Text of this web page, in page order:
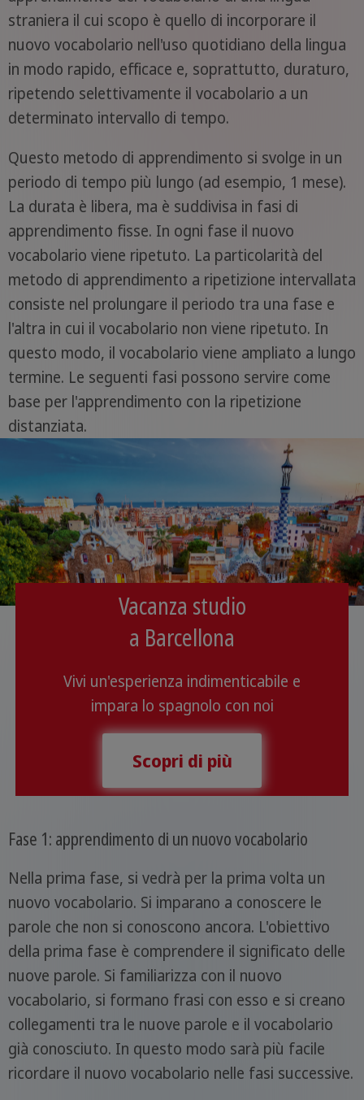
straniera il cui scopo è quello di incorporare il
nuovo vocabolario nell'uso quotidiano della lingua
in modo rapido, efficace e, soprattutto, duraturo,
ripetendo selettivamente il vocabolario a un
determinato intervallo di tempo.
Questo metodo di apprendimento si svolge in un
periodo di tempo più lungo (ad esempio, 1 mese).
La durata è libera, ma è suddivisa in fasi di
apprendimento fisse. In ogni fase il nuovo
vocabolario viene ripetuto. La particolarità del
metodo di apprendimento a ripetizione intervallata
consiste nel prolungare il periodo tra una fase e
l'altra in cui il vocabolario non viene ripetuto. In
questo modo, il vocabolario viene ampliato a lungo
termine. Le seguenti fasi possono servire come
base per l'apprendimento con la ripetizione
distanziata.
Vacanza studio
a Barcellona
Vivi un'esperienza indimenticabile e
impara lo spagnolo con noi
Scopri di più
Fase 1: apprendimento di un nuovo vocabolario
Nella prima fase, si vedrà per la prima volta un
nuovo vocabolario. Si imparano a conoscere le
parole che non si conoscono ancora. L'obiettivo
della prima fase è comprendere il significato delle
nuove parole. Si familiarizza con il nuovo
vocabolario, si formano frasi con esso e si creano
collegamenti tra le nuove parole e il vocabolario
già conosciuto. In questo modo sarà più facile
ricordare il nuovo vocabolario nelle fasi successive.